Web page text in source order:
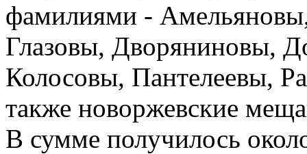
фамилиями -
Глазовы, Дворяниновы,
Колосовы, Пантелеевы,
также новоржевские
В сумме получилось